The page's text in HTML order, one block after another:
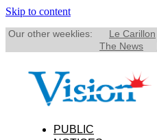
Skip to content
Our other weeklies: Le Carillon
The News
PUBLIC